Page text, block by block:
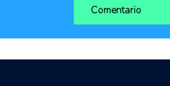
Comentario